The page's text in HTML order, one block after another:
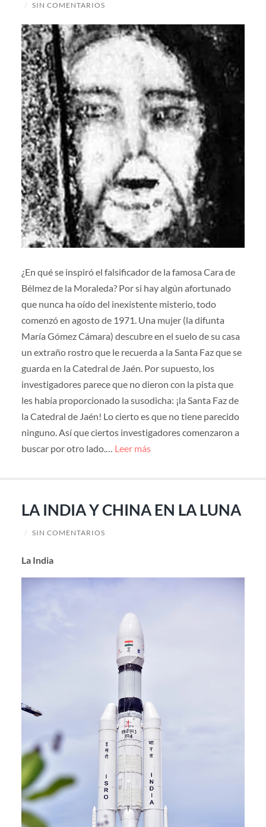
/ SIN COMENTARIOS
¿En qué se inspiró el falsificador de la famosa Cara de
Bélmez de la Moraleda? Por si hay algún afortunado
que nunca ha oído del inexistente misterio, todo
comenzó en agosto de 1971. Una mujer (la difunta
María Gómez Cámara) descubre en el suelo de su casa
un extraño rostro que le recuerda a la Santa Faz que se
guarda en la Catedral de Jaén. Por supuesto, los
investigadores parece que no dieron con la pista que
les había proporcionado la susodicha: ¡la Santa Faz de
la Catedral de Jaén! Lo cierto es que no tiene parecido
ninguno. Así que ciertos investigadores comenzaron a
buscar por otro lado.… Leer más
LA INDIA Y CHINA EN LA LUNA
/ SIN COMENTARIOS
La India